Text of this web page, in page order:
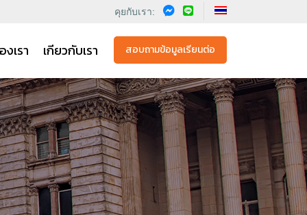
คุยกับเรา:
เรา เกียวกับเรา สอบถามข้อมูลเรียนต่อ